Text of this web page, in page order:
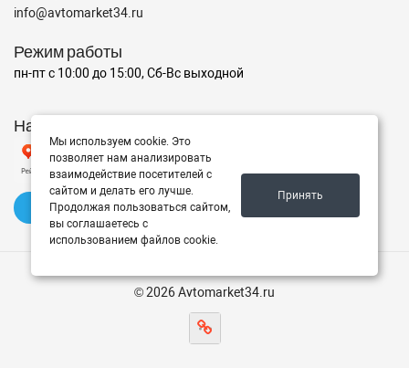
info@avtomarket34.ru
Режим работы
пн-пт с 10:00 до 15:00, Сб-Вс выходной
Наш рейтинг на Яндексе
✍️ Оставить отзыв
© 2026 Avtomarket34.ru
Мы используем cookie. Это
позволяет нам анализировать
взаимодействие посетителей с
сайтом и делать его лучше.
Продолжая пользоваться сайтом,
вы соглашаетесь с
использованием файлов cookie.
Принять